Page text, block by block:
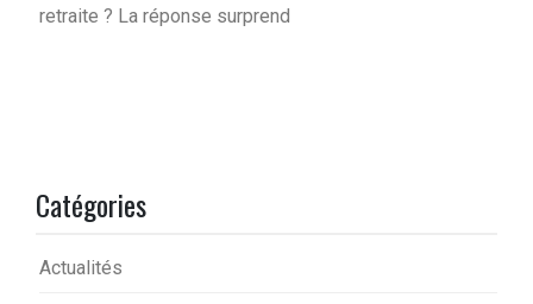
retraite ? La réponse surprend
Catégories
Actualités